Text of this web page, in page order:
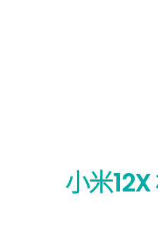
小米